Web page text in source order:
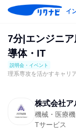
イ
7分|エンジニ
導体・IT
説明会・イベント
理系専攻を活かすキャリ
株式会社ア
機械・医療
Tサービス